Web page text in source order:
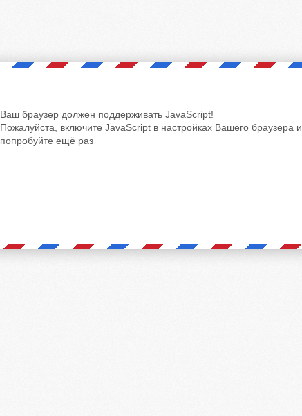
Ваш браузер должен поддерживать JavaScript!
Пожалуйста, включите JavaScript в настройках Вашего браузера и
попробуйте ещё раз